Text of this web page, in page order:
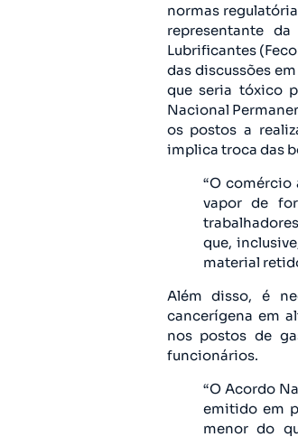
normas
representante
Lubrificantes
das discussões
que seria tóxico
Nacional
os postos a
implica troca das
“O comércio
vapor de
que,
material
Além disso, é
cancerígena em
nos postos de
funcionários.
“O Acordo
emitido em
menor do